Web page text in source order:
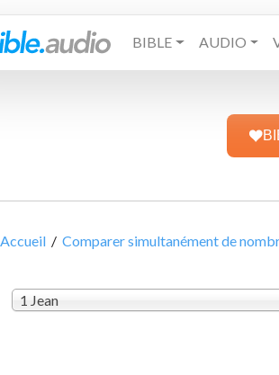
BIBLE AUDIO
Accueil /Comparer simultanément de
1 Jean